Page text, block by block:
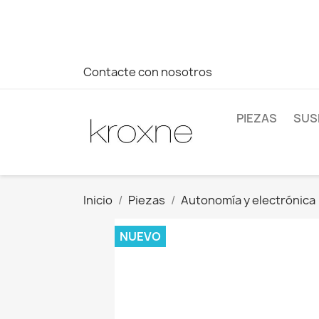
Contacte con nosotros
PIEZAS
Inicio Piezas Autonomía y electrónica
NUEVO